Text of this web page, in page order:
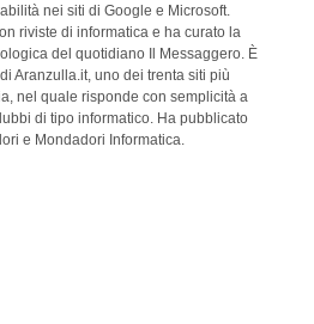
nei siti di Google e Microsoft.
riviste di informatica e ha curato la
del quotidiano Il Messaggero. È
Aranzulla.it, uno dei trenta siti più
nel quale risponde con semplicità a
di tipo informatico. Ha pubblicato
e Mondadori Informatica.